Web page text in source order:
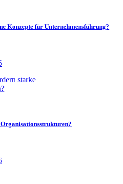
Konzepte für Unternehmensführung?